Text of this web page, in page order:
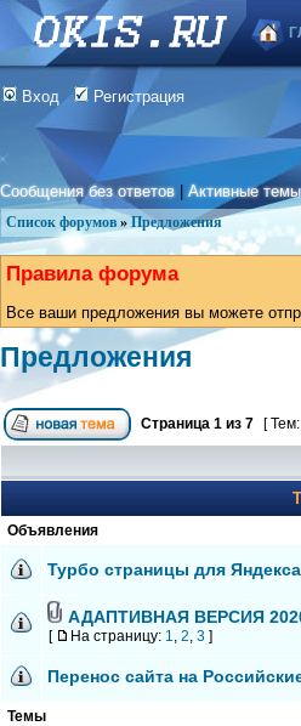
Вход Регистрация
Сообщения без ответов |Активные темы
Список форумов » Предложения
Правила форума
Все ваши предложения вы можете
Предложения
Страница 1 из 7 [
Объявления
Турбо страницы для Яндекса
АДАПТИВНАЯ ВЕРСИЯ
[ На страницу: 1, 2, 3 ]
Перенос сайта на
Темы